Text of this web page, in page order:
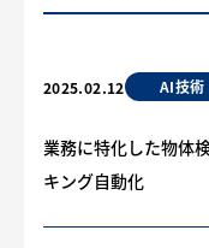
2025.02.12 AI技術
業務に特化した物体
キング自動化